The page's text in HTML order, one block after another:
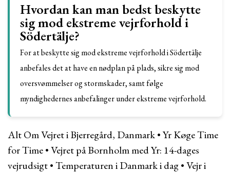
Hvordan kan man bedst beskytte
sig mod ekstreme vejrforhold i
Södertälje?
For at beskytte sig mod ekstreme vejrforhold i Södertälje
anbefales det at have en nødplan på plads, sikre sig mod
oversvømmelser og stormskader, samt følge
myndighedernes anbefalinger under ekstreme vejrforhold.
Alt Om Vejret i Bjerregård, Danmark•Yr Køge Time
for Time•Vejret på Bornholm med Yr: 14-dages
vejrudsigt•Temperaturen i Danmark i dag•Vejr i